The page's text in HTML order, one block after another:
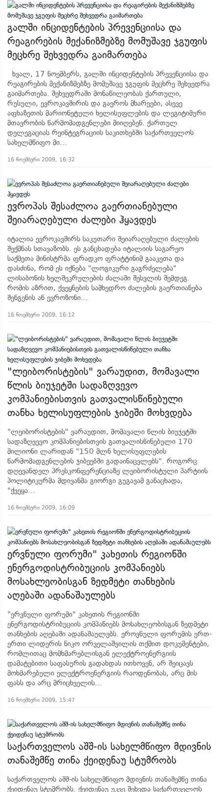
გალში ინციდენტების პრევენციისა და
რეაგირების მექანიზმებზე მომუშავე ჯგუფის
მეცხრე შეხვედრა გაიმართება
ხვალ, 17 ნოემბერს, გალში ინციდენტების პრევენციისა და
რეაგირების მექანიზმებზე მომუშავე ჯგუფის მეცხრე შეხვედრა
გაიმართება. შეხვედრაში მონაწილეობას ქართული,
რუსული, ევროკავშირის და გაეროს მხარეები, ასევე
აფხაზეთის მარიონეტული ხელისუფლების და ლეგიტიმური
მთავრობის წარმომადგენლები მიიღებენ. ქართულ
დელეგაციას რეინტეგრაციის საკითხებში საქართველოს
სახელმწიფო მი...
16 ნოემბერი 2009, 16:32
ევროპას შესაძლოა გაერთიანებული
შეიარაღებული ძალები ჰყავდეს
იტალია ევროკავშირს საკუთარი შეიარაღებული ძალების
შექმნას სთავაზობს. ეს განცხადება იტალიის საგარეო
საქმეთა მინისტრმა ფრადკო ფრატტინიმ გააკეთა და
დასძინა, რომ ეს იქნება "ლოგიკური გაგრძელება"
ლისაბონის ხელშეკრულების ძალაში შესვლის შემდეგ.
რომის აზრით, ქვეყნების სამხედრო ძალების გაერთიანება
შენგენის ან ევროზონი...
16 ნოემბერი 2009, 16:12
"ლეიბორისტების" ვარაუდით, მომავალი
წლის ბიუჯეტში სადაზღვევო
კომპანიებისთვის გათვალისწინებული
თანხა ხელისუფლების ჯიბეში მოხვდება
"ლეიბორისტების" ვარაუდით, მომავალი წლის ბიუჯეტში
სადაზღვევო კომპანიებისთვის გათვალისწინებული 170
მილიონი ლარიდან "150 მლნ ხელისუფლების
წარმომადგენლების ჯიბეებში გადაინაცვლებს". როგორც
დღევანდელ პრესკონფერენციაზე ლეიბორისტული პარტიის
პოლიტიკურმა მდივანმა გიორგი გუგავამ განაცხადა,
"ქვეყა...
16 ნოემბერი 2009, 16:09
ერვნული ფორუმი" კახეთის რეგიონში
ენერგოდისტრიბუციის კომპანიებს
მოსახლეობისგან ზედმეტი თანხების
აღებაში ადანაშაულებს
"ერვნული ფორუმი" კახეთის რეგიონში
ენერგოდისტრიბუციის კომპანიებს მოსახლეობისგან ზედმეტი
თანხების აღებაში ადანაშაულებს. ეროვნული ფორუმის ერთ-
ერთი ლიდერის ნიკო ორველაშვილის თქმით დოკუმენტები,
რომლითაც მომხმარებლისგან ელექტროენერგიის
დამატებითი საფასურის გადახდას ითხოვენ, არ შეიცავს
მოხმარებული ელექტროენერგიის რაოდენობას, არც მის
ფასს და არც მრიცხველის...
16 ნოემბერი 2009, 15:47
საქართველოს აშშ-ის სახელმწიფო მდივნის
თანაშემწე თინა ქეიდენაუ სტუმრობს
საქართველოს აშშ-ის სახელმწიფო მდივნის თანაშემწე თინა
ქეიდენაუ სტუმრობს. ქეიდენაუ უკვე შეხვდა საქართველოს